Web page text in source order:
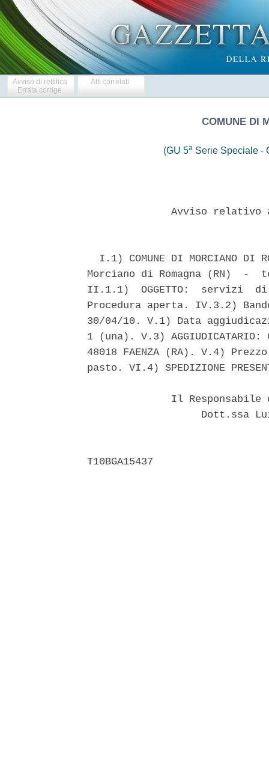
Avviso di rettifica
Errata corrige
Atti correlati
COMUNE DI
(GU 5a Serie Speciale -
Avviso
I.1) COMUNE DI MORCIANO DI
Morciano di Romagna (RN)  -
II.1.1)  OGGETTO:  servizi
Procedura aperta. IV.3.2)
30/04/10. V.1) Data
1 (una). V.3)
48018 FAENZA (RA). V.4)
pasto. VI.4) SPEDIZIONE
Il
Dott.ssa